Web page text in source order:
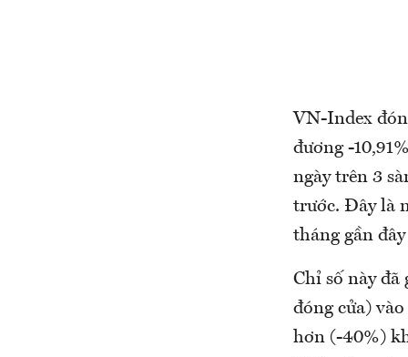
VN-Index
đương -
ngày trên 3
trước. Đây là
tháng gần
Chỉ số này
đóng cửa)
hơn (-40%)